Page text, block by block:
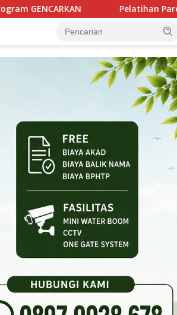
Pelatihan Parepare Keren Tahap